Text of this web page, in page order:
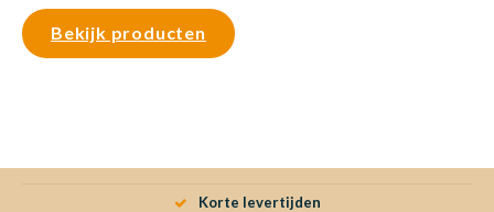
Bekijk producten
Korte levertijden